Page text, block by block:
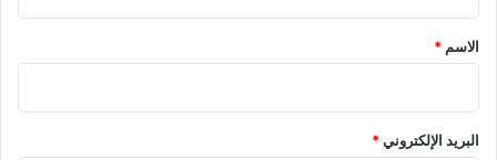
*
الاسم *
البريد الإلكتروني*